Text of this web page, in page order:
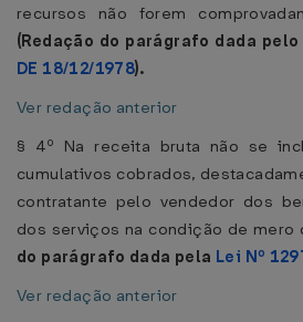
recursos não forem
(Redação do parágrafo dada pelo
DE 18/12/1978).
Ver redação anterior
§ 4º Na receita bruta não se
cumulativos cobrados,
contratante pelo vendedor dos
dos serviços na condição de mero
do parágrafo dada pela Lei Nº
Ver redação anterior